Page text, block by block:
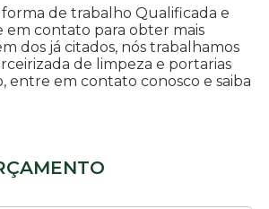
de trabalho Qualificada e
contato para obter mais
dos já citados, nós trabalhamos
de limpeza e portarias
entre em contato conosco e saiba